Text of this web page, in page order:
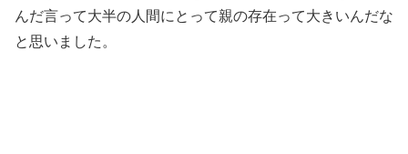
んだ言って大半の人間にとって親の存在って大きいんだな
と思いました。